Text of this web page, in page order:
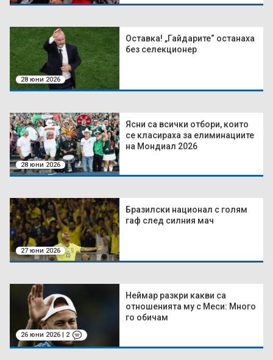
28 юни 2026
Оставка! „Гайдарите“ останаха
без селекционер
28 юни 2026
Ясни са всички отбори, които
се класираха за елиминациите
на Мондиал 2026
27 юни 2026
Бразилски национал с голям
гаф след силния мач
26 юни 2026 | 2
Неймар разкри какви са
отношенията му с Меси: Много
го обичам